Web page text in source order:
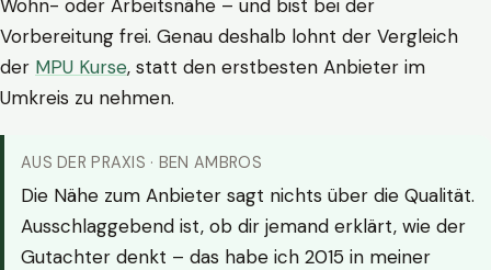
Wohn- oder Arbeitsnähe – und bist bei der
Vorbereitung frei. Genau deshalb lohnt der Vergleich
der MPU Kurse, statt den erstbesten Anbieter im
Umkreis zu nehmen.
AUS DER PRAXIS · BEN AMBROS
Die Nähe zum Anbieter sagt nichts über die Qualität.
Ausschlaggebend ist, ob dir jemand erklärt, wie der
Gutachter denkt – das habe ich 2015 in meiner